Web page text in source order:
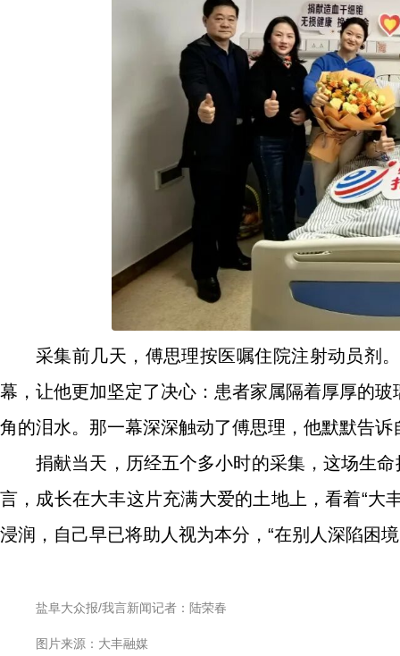
采集前几天，傅思理按医嘱住院注射动员剂
幕，让他更加坚定了决心：患者家属隔着厚厚的
角的泪水。那一幕深深触动了傅思理，他默默告
捐献当天，历经五个多小时的采集，这场生
言，成长在大丰这片充满大爱的土地上，看着“大
浸润，自己早已将助人视为本分，“在别人深陷困
盐阜大众报/我言新闻记者：陆荣春
图片来源：大丰融媒